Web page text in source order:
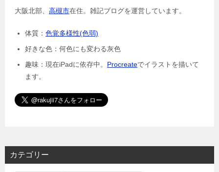
大阪北部、 高槻市在住。雑記ブログを運営しています。
体質： 色覚多様性(色弱)
好きな色：何色にも変わる灰色
趣味：現在iPadに依存中。 Procreateでイラストを描いて
ます。
カテゴリー